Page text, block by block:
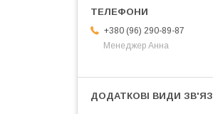
+380 (96) 290-89-87
Менеджер Анна